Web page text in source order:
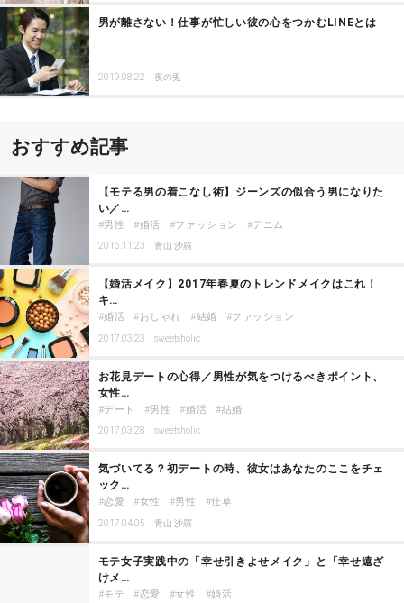
男が離さない！仕事が忙しい彼の心をつかむLINEとは
2019.08.22 夜の兎
おすすめ記事
【モテる男の着こなし術】ジーンズの似合う男になりた
い／…
男性 婚活 ファッション デニム
2016.11.23 青山 沙羅
【婚活メイク】2017年春夏のトレンドメイクはこれ！
キ…
婚活 おしゃれ 結婚 ファッション
2017.03.23 sweetsholic
お花見デートの心得／男性が気をつけるべきポイント、
女性…
デート 男性 婚活 結婚
2017.03.28 sweetsholic
気づいてる？初デートの時、彼女はあなたのここをチェ
ック…
恋愛 女性 男性 仕草
2017.04.05 青山 沙羅
モテ女子実践中の「幸せ引きよせメイク」と「幸せ遠ざ
けメ…
モテ 恋愛 女性 婚活